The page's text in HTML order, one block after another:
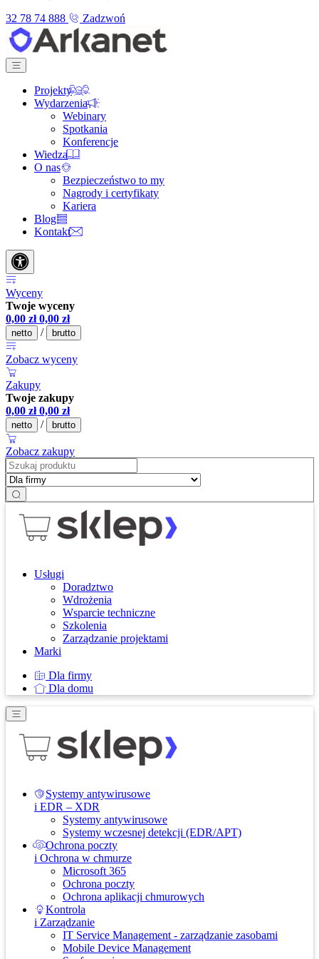
32 78 74 888
Zadzwoń
Projekty
Wydarzenia
Webinary
Spotkania
Konferencje
Wiedza
O nas
Bezpieczeństwo to my
Nagrody i certyfikaty
Kariera
Blog
Kontakt
Wyceny
Twoje wyceny
0,00 zł 0,00 zł
netto / brutto
Zobacz wyceny
Zakupy
Twoje zakupy
0,00 zł 0,00 zł
netto / brutto
Zobacz zakupy
Usługi
Doradztwo
Wdrożenia
Wsparcie techniczne
Szkolenia
Zarządzanie projektami
Marki
Dla firmy
Dla domu
Systemy antywirusowe
i EDR – XDR
Systemy antywirusowe
Systemy wczesnej detekcji (EDR/APT)
Ochrona poczty
i Ochrona w chmurze
Microsoft 365
Ochrona poczty
Ochrona aplikacji chmurowych
Kontrola
i Zarządzanie
IT Service Management - zarządzanie zasobami
Mobile Device Management